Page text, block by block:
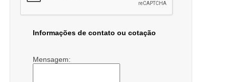
Informações de contato ou cotação
Mensagem: